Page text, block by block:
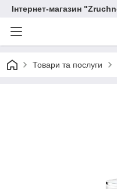
Інтернет-магазин
Товари та послуги